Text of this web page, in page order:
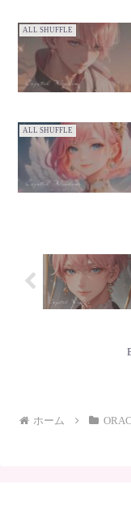
ALL SHUFFLE
ALL SHUFFLE
ホーム